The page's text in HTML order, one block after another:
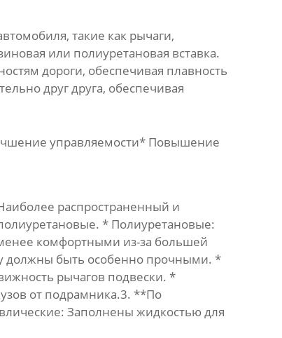
такие как рычаги,
или полиуретановая вставка.
дороги, обеспечивая плавность
друг друга, обеспечивая
управляемости* Повышение
распространенный и
* Полиуретановые:
комфортными из-за большей
должны быть особенно прочными. *
рычагов подвески. *
от подрамника.3. **По
Заполнены жидкостью для